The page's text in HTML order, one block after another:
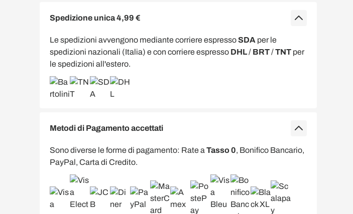
Spedizione unica 4,99 €
Le spedizioni avvengono mediante corriere espressoSDA per le
spedizioni nazionali (Italia) e con corriere espresso DHL/ BRT/TNT per
le spedizioni all'estero.
Metodi di Pagamento accettati
Sono diverse le forme di pagamento: Rate a Tasso 0, Bonifico Bancario,
PayPal, Carta di Credito.